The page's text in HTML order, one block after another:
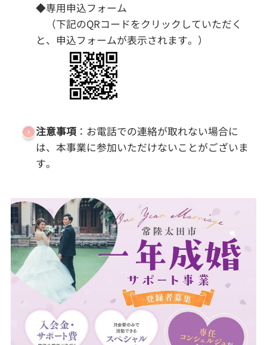
◆専用申込フォーム
（下記のQRコードをクリックしていただく
と、申込フォームが表示されます。）
注意事項：お電話での連絡が取れない場合に
は、本事業に参加いただけないことがございま
す。